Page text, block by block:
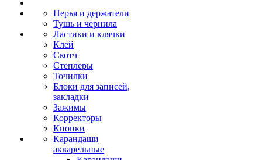
Перья и держатели
Тушь и чернила
Ластики и клячки
Клей
Скотч
Степлеры
Точилки
Блоки для записей,
закладки
Зажимы
Корректоры
Кнопки
Карандаши
акварельные